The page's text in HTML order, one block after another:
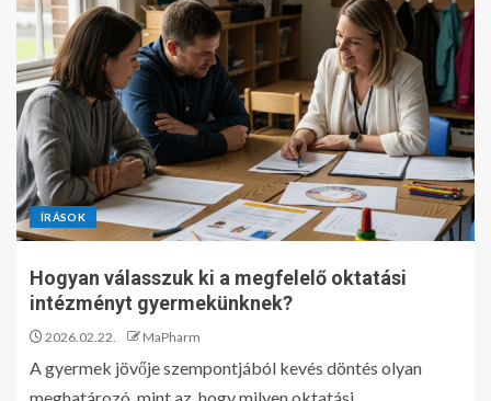
ÍRÁSOK
Hogyan válasszuk ki a megfelelő oktatási
intézményt gyermekünknek?
2026.02.22. MaPharm
A gyermek jövője szempontjából kevés döntés olyan